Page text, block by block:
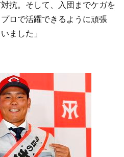
抗。そして、入団までケガを
ロで活躍できるように頑張
ました」